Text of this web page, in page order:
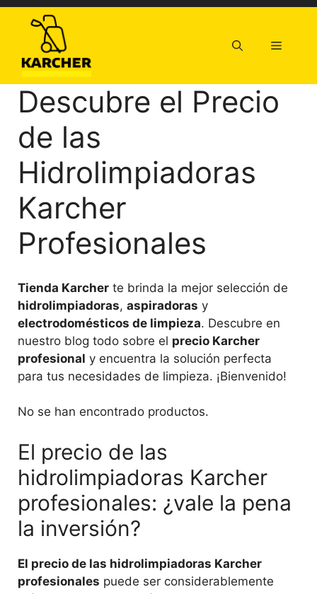
Saltar
contenido
Menú
Descubre el Precio
de las
Hidrolimpiadoras
Karcher
Profesionales
Tienda Karcher te brinda la mejor selección de
hidrolimpiadoras, aspiradoras y
electrodomésticos de limpieza. Descubre en
nuestro blog todo sobre el precio Karcher
profesional y encuentra la solución perfecta
para tus necesidades de limpieza. ¡Bienvenido!
No se han encontrado productos.
El precio de las
hidrolimpiadoras Karcher
profesionales: ¿vale la pena
la inversión?
El precio de las hidrolimpiadoras Karcher
profesionales puede ser considerablemente